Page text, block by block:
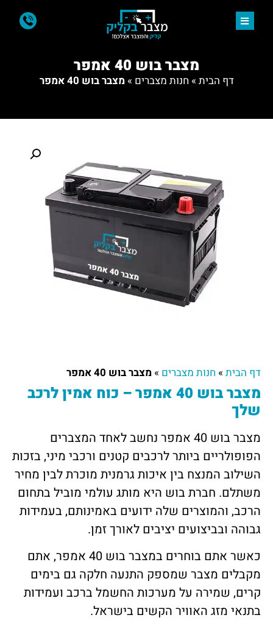
מצבר בוש 40 אמפר
דף הבית » חנות מצברים »מצבר בוש 40 אמפר
דף הבית » חנות מצברים » מצבר בוש 40 אמפר
מצבר בוש 40 אמפר – כוח אמין לרכב
שלך
מצבר בוש 40 אמפר נחשב לאחד המצברים
הפופולריים ביותר לרכבים קטנים ורכבי מיני, בזכות
השילוב המנצח בין איכות גרמנית מוכרת לבין מחיר
משתלם. חברת בוש היא מותג עולמי מוביל בתחום
הרכב, והמוצרים שלה ידועים באמינותם, בעמידות
גבוהה ובביצועים יציבים לאורך זמן.
כאשר אתם בוחרים במצבר בוש 40 אמפר, אתם
מקבלים מצבר שמספק התנעה חלקה גם בימים
קרים, שמירה על מערכות החשמל ברכב ועמידות
בתנאי מזג האוויר הקשים בישראל.